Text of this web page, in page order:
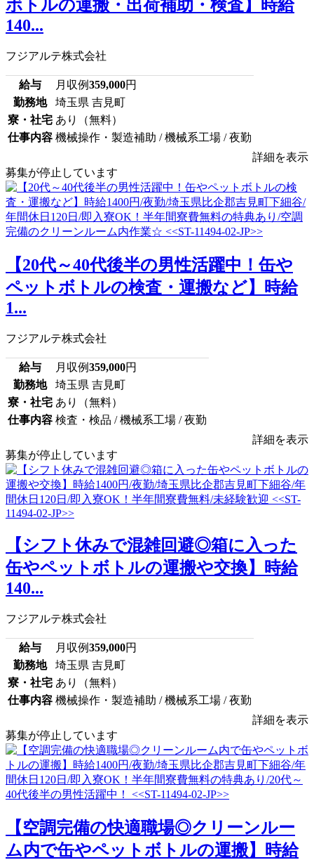
ボトルの運搬・出荷補助・検査】時給
140...
フジアルテ株式会社
給与 月収例359,000円
勤務地
埼玉県 吉見町
寮・社宅 あり（無料）
仕事内容 機械操作・製造補助 / 機械系工場 / 夜勤
詳細を表示
募集が停止しています
【20代～40代後半の男性活躍中！缶や
ペットボトルの検査・運搬など】時給
1...
フジアルテ株式会社
給与 月収例359,000円
勤務地
埼玉県 吉見町
寮・社宅 あり（無料）
仕事内容 検査・検品 / 機械系工場 / 夜勤
詳細を表示
募集が停止しています
【シフト休みで混雑回避◎箱に入った
缶やペットボトルの運搬や交換】時給
140...
フジアルテ株式会社
給与 月収例359,000円
勤務地
埼玉県 吉見町
寮・社宅 あり（無料）
仕事内容 機械操作・製造補助 / 機械系工場 / 夜勤
詳細を表示
募集が停止しています
【空調完備の快適職場◎クリーンルー
ム内で缶やペットボトルの運搬】時給